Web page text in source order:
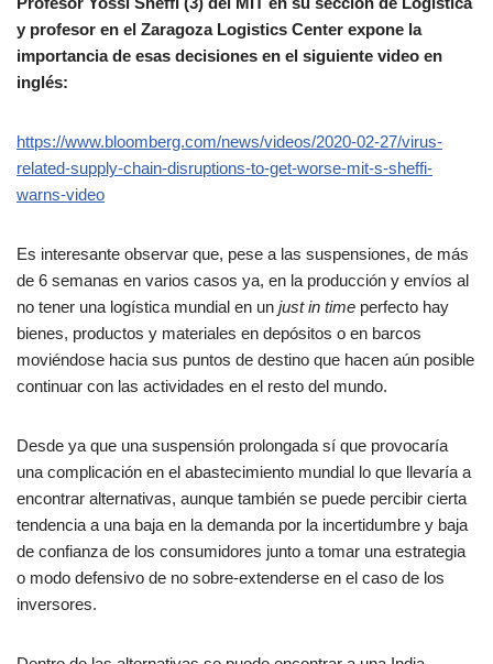
y profesor en el Zaragoza Logistics Center expone la
importancia de esas decisiones en el siguiente video en
inglés:
https://www.bloomberg.com/news/videos/2020-02-27/virus-
related-supply-chain-disruptions-to-get-worse-mit-s-sheffi-
warns-video
Es interesante observar que, pese a las suspensiones, de más
de 6 semanas en varios casos ya, en la producción y envíos al
no tener una logística mundial en un just in time perfecto hay
bienes, productos y materiales en depósitos o en barcos
moviéndose hacia sus puntos de destino que hacen aún posible
continuar con las actividades en el resto del mundo.
Desde ya que una suspensión prolongada sí que provocaría
una complicación en el abastecimiento mundial lo que llevaría a
encontrar alternativas, aunque también se puede percibir cierta
tendencia a una baja en la demanda por la incertidumbre y baja
de confianza de los consumidores junto a tomar una estrategia
o modo defensivo de no sobre-extenderse en el caso de los
inversores.